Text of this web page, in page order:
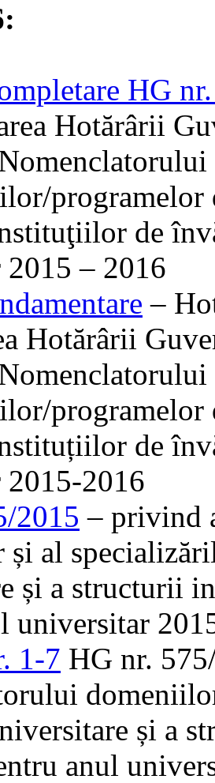
HG
Hotărârii
de
– 2016
–
Hotărârii
de
2016
2015 – privind
și al
și a structurii
universitar
1-7 HG nr.
și a
anul